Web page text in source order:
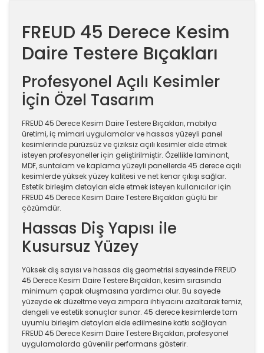
FREUD 45 Derece Kesim
Daire Testere Bıçakları
Profesyonel Açılı Kesimler
İçin Özel Tasarım
FREUD 45 Derece Kesim Daire Testere Bıçakları, mobilya
üretimi, iç mimari uygulamalar ve hassas yüzeyli panel
kesimlerinde pürüzsüz ve çiziksiz açılı kesimler elde etmek
isteyen profesyoneller için geliştirilmiştir. Özellikle laminant,
MDF, suntalam ve kaplama yüzeyli panellerde 45 derece açılı
kesimlerde yüksek yüzey kalitesi ve net kenar çıkışı sağlar.
Estetik birleşim detayları elde etmek isteyen kullanıcılar için
FREUD 45 Derece Kesim Daire Testere Bıçakları güçlü bir
çözümdür.
Hassas Diş Yapısı ile
Kusursuz Yüzey
Yüksek diş sayısı ve hassas diş geometrisi sayesinde FREUD
45 Derece Kesim Daire Testere Bıçakları, kesim sırasında
minimum çapak oluşmasına yardımcı olur. Bu sayede
yüzeyde ek düzeltme veya zımpara ihtiyacını azaltarak temiz,
dengeli ve estetik sonuçlar sunar. 45 derece kesimlerde tam
uyumlu birleşim detayları elde edilmesine katkı sağlayan
FREUD 45 Derece Kesim Daire Testere Bıçakları, profesyonel
uygulamalarda güvenilir performans gösterir.